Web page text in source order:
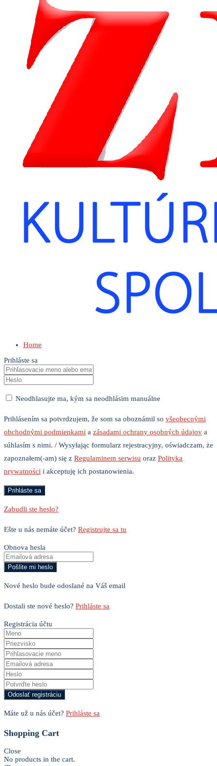
Home
Prihláste sa
Neodhlasujte ma, kým sa neodhlásim manuálne
Prihlásením sa potvrdzujem, že som sa oboznámil so všeobecnými
obchodnými podmienkami a zásadami ochrany osobných údajov a
súhlasím s nimi. / Wysyłając formularz rejestracyjny, oświadczam, że
zapoznałem(-am) się z Regulaminem serwisu oraz Polityka
prywatności i akceptuję ich postanowienia.
Zabudli ste heslo?
Ešte u nás nemáte účet? Registrujte sa tu
Obnova hesla
Nové heslo bude odoslané na Váš email
Dostali ste nové heslo? Prihláste sa
Registrácia účtu
Máte už u nás účet? Prihláste sa
Shopping Cart
Close
No products in the cart.